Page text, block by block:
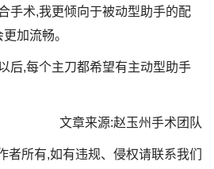
手术,我更倾向于被动型助手的配
加流畅。
后,每个主刀都希望有主动型助手
文章来源:赵玉州手术团队
者所有,如有违规、侵权请联系我们